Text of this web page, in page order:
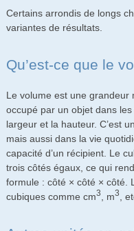
Certains arrondis de longs
variantes de résultats.
Qu’est-ce que le
Le volume est une grandeur
occupé par un objet dans
largeur et la hauteur. C’est
mais aussi dans la vie
capacité d’un récipient. Le
trois côtés égaux, ce qui
formule : côté × côté × côté.
cubiques comme cm3 , m3 ,